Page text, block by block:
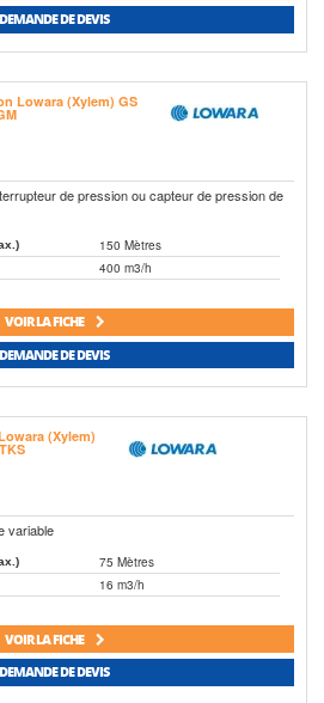
DEMANDE DE DEVIS
de pression ou capteur de pression de
150 Mètres
400 m3/h
VOIR LA FICHE
DEMANDE DE DEVIS
variable
75 Mètres
16 m3/h
VOIR LA FICHE
DEMANDE DE DEVIS